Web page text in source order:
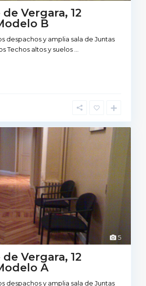
Vergara, 12
B
despachos y amplia sala de Juntas
Techos altos y suelos ...
5
Vergara, 12
A
despachos y amplia sala de Juntas